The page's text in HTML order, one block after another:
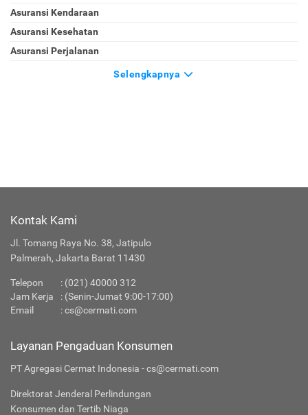
Asuransi Kendaraan
Asuransi Kesehatan
Asuransi Perjalanan
Selengkapnya
Kontak Kami
Jl. Tomang Raya No. 38, Jatipulo
Palmerah, Jakarta Barat 11430
Telepon : (021) 40000 312
Jam Kerja
: (Senin-Jumat 9:00-17:00)
Email
:cs@cermati.com
Layanan Pengaduan Konsumen
PT Agregasi Cermat Indonesia - cs@cermati.com
Direktorat Jenderal Perlindungan
Konsumen dan Tertib Niaga